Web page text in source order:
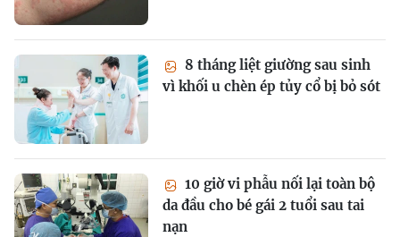
8 tháng liệt giường sau sinh
vì khối u chèn ép tủy cổ bị bỏ sót
10 giờ vi phẫu nối lại toàn bộ
da đầu cho bé gái 2 tuổi sau tai
nạn